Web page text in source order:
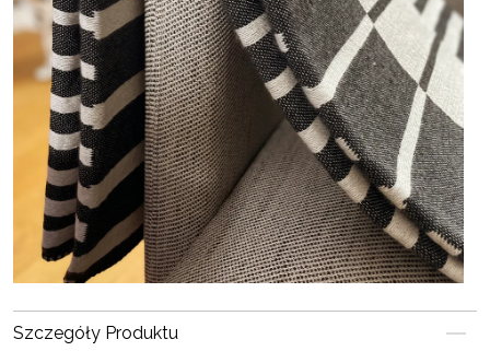
Szczegóły Produktu